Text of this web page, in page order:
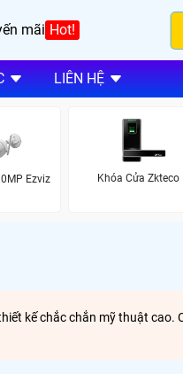
mãi Hot!
LIÊN HỆ
Ezviz Khóa Cửa Zkteco
kế chắc chắn mỹ thuật cao.